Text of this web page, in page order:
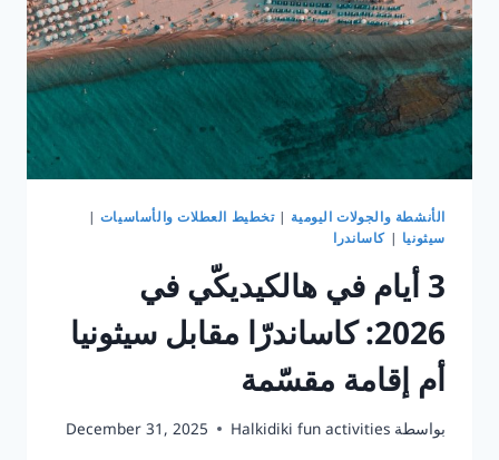
هالكيديك
الأنشطة والجولات اليومية |تخطيط العطلات والأساسيات |
سيثونيا | كاساندرا
3 أيام في هالكيديكّي في
2026: كاساندرّا مقابل سيثونيا
أم إقامة مقسّمة
بواسطة Halkidiki fun activities
December 31, 2025